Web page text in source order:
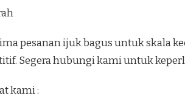
pesanan ijuk bagus untuk skala
Segera hubungi kami untuk
kami :